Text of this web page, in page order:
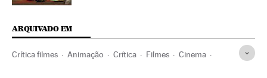
ARQUIVADO EM
Crítica filmes Animação Crítica Filmes Cinema